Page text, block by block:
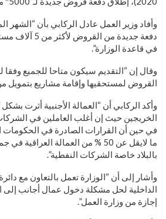
وأفاد وزير العمل عادل الركابي بأن “الشهر
دفعة جديدة من
في قاعدة الوزارة”.
وقال إن “التقديم سيكون متاحا للجميع
القروض لمستحقيها وإقامة مشاريع بتمويل
وأكد الركابي أن “العمالة الأجنبية أثرت
الخريجين حيث إن أغلب العاملين في
في حين أن القرارات الصادرة في
ما لايقل عن 50 % من العمالة
بالبلاد خاصة الشركات النفطية”.
وأشار إلى أن “الوزارة تعمل بالتعاون مع
الداخلية لحل مشكلة دخول عمال أجانب إلى
إجازة من وزارة العمل”.